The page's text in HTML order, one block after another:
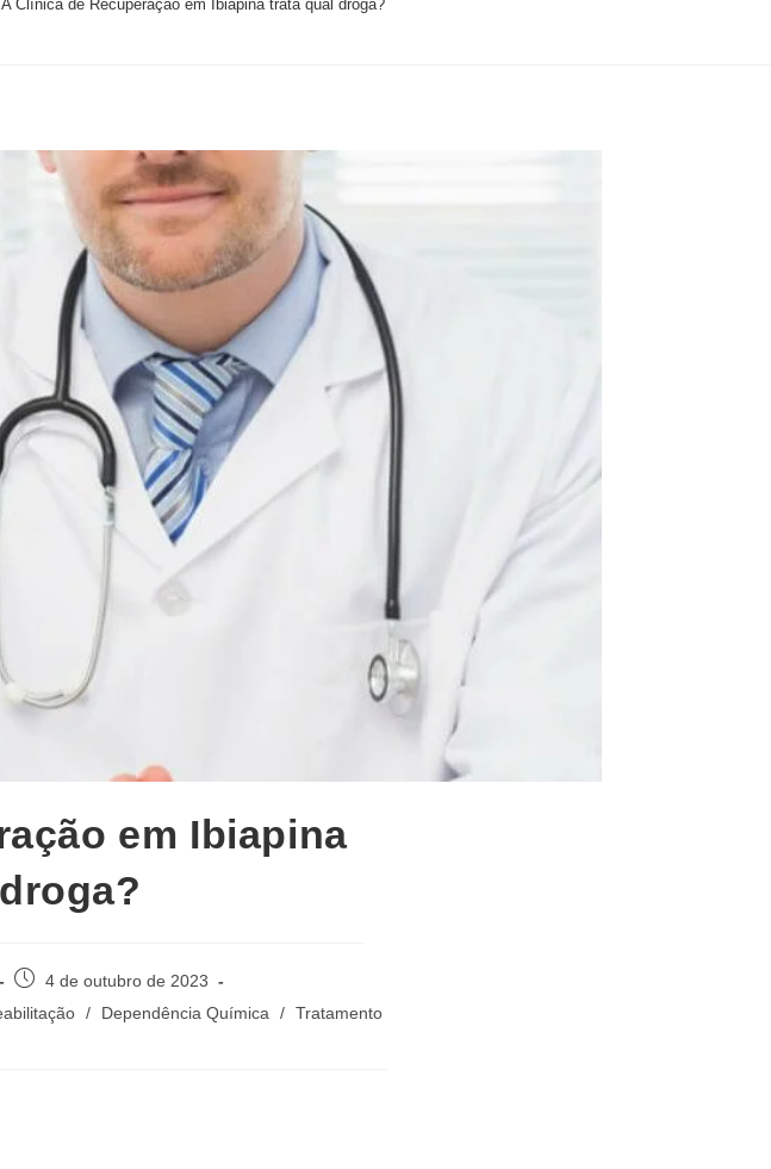
A Clínica de Recuperação em Ibiapina trata qual droga?
em Ibiapina
Post
publicado:
4 de outubro de 2023
/ Dependência Química / Tratamento